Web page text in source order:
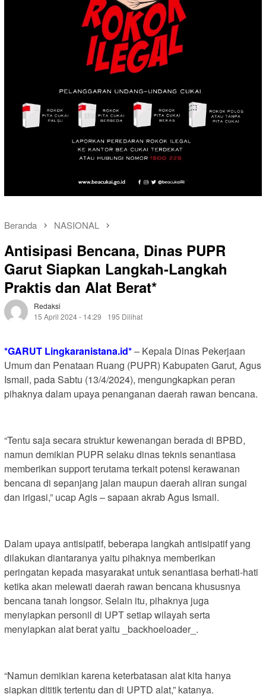
Beranda NASIONAL
Antisipasi Bencana, Dinas PUPR
Garut Siapkan Langkah-Langkah
Praktis dan Alat Berat*
Redaksi
15 April 2024 - 14:29
195 Dilihat
*GARUT Lingkaranistana.id*– Kepala Dinas Pekerjaan
Umum dan Penataan Ruang (PUPR) Kabupaten Garut, Agus
Ismail, pada Sabtu (13/4/2024), mengungkapkan peran
pihaknya dalam upaya penanganan daerah rawan bencana.
“Tentu saja secara struktur kewenangan berada di BPBD,
namun demikian PUPR selaku dinas teknis senantiasa
memberikan support terutama terkait potensi kerawanan
bencana di sepanjang jalan maupun daerah aliran sungai
dan irigasi,” ucap Agis – sapaan akrab Agus Ismail.
Dalam upaya antisipatif, beberapa langkah antisipatif yang
dilakukan diantaranya yaitu pihaknya memberikan
peringatan kepada masyarakat untuk senantiasa berhati-hati
ketika akan melewati daerah rawan bencana khususnya
bencana tanah longsor. Selain itu, pihaknya juga
menyiapkan personil di UPT setiap wilayah serta
menyiapkan alat berat yaitu _backhoeloader_.
“Namun demikian karena keterbatasan alat kita hanya
siapkan dititik tertentu dan di UPTD alat,” katanya.